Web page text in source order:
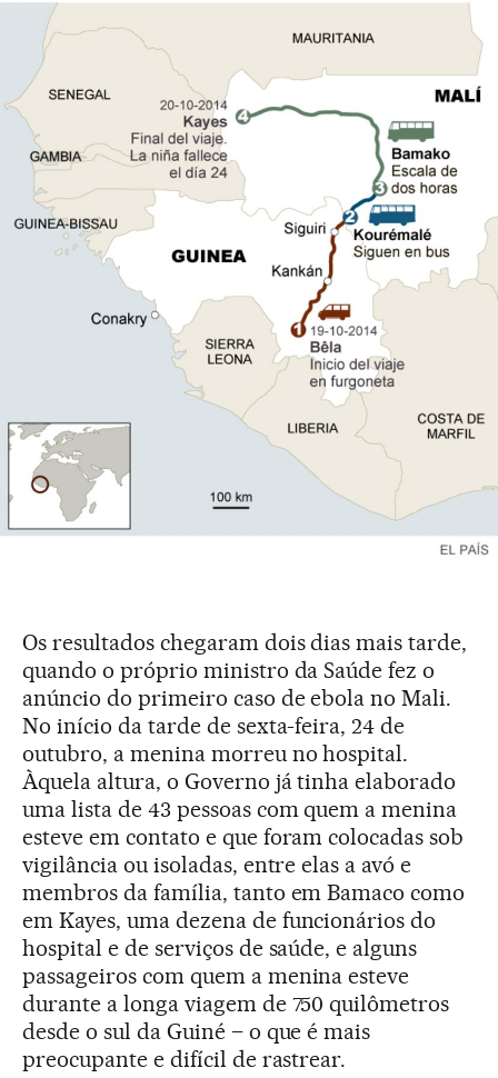
Os resultados chegaram dois dias mais tarde,
quando o próprio ministro da Saúde fez o
anúncio do primeiro caso de ebola no Mali.
No início da tarde de sexta-feira, 24 de
outubro, a menina morreu no hospital.
Àquela altura, o Governo já tinha elaborado
uma lista de 43 pessoas com quem a menina
esteve em contato e que foram colocadas sob
vigilância ou isoladas, entre elas a avó e
membros da família, tanto em Bamaco como
em Kayes, uma dezena de funcionários do
hospital e de serviços de saúde, e alguns
passageiros com quem a menina esteve
durante a longa viagem de 750 quilômetros
desde o sul da Guiné – o que é mais
preocupante e difícil de rastrear.